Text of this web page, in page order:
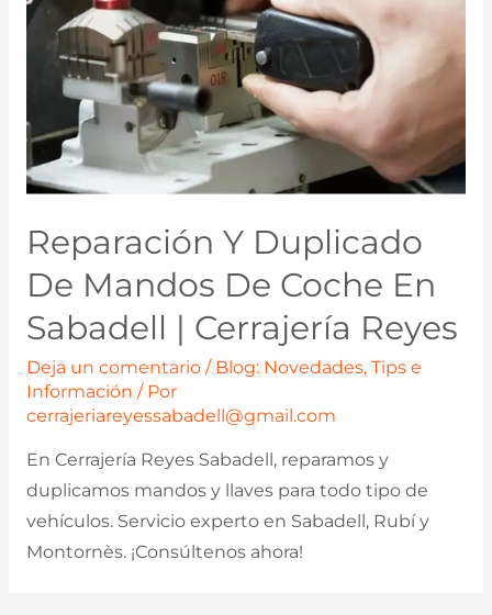
Reparación Y Duplicado
De Mandos De Coche En
Sabadell | Cerrajería Reyes
Deja un comentario / Blog: Novedades, Tips e
Información / Por
cerrajeriareyessabadell@gmail.com
En Cerrajería Reyes Sabadell, reparamos y
duplicamos mandos y llaves para todo tipo de
vehículos. Servicio experto en Sabadell, Rubí y
Montornès. ¡Consúltenos ahora!